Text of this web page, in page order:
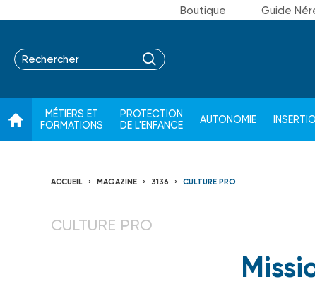
Boutique Guide
MÉTIERS ET
FORMATIONS
PROTECTION
DE L'ENFANCE
AUTONOMIE
ACCUEIL MAGAZINE 3136 CULTURE PRO
CULTURE PRO